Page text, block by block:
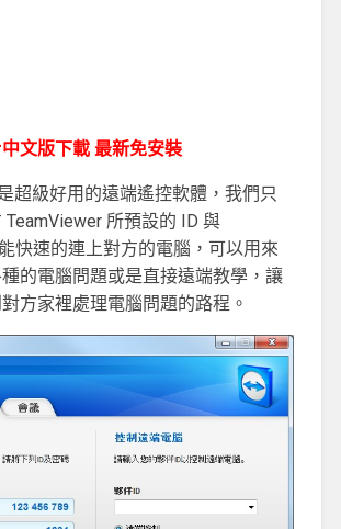
文版下載 最新免安裝
超級好用的遠端遙控軟體，我們只
TeamViewer 所預設的 ID 與
快速的連上對方的電腦，可以用來
的電腦問題或是直接遠端教學，讓
方家裡處理電腦問題的路程。